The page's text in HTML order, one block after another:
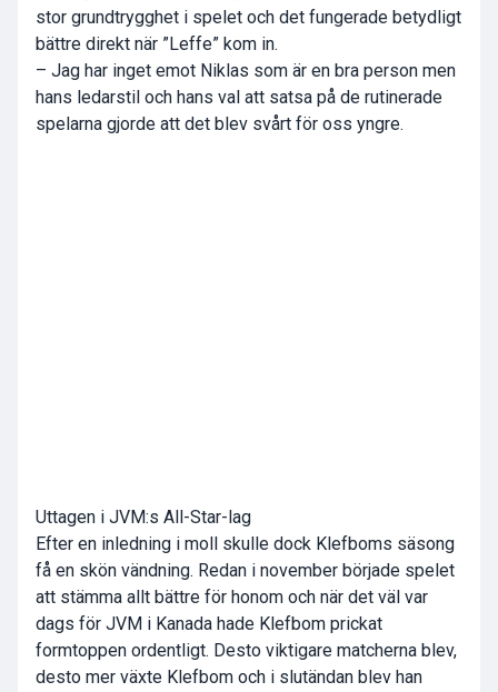
stor grundtrygghet i spelet och det fungerade betydligt
bättre direkt när ”Leffe” kom in.
– Jag har inget emot Niklas som är en bra person men
hans ledarstil och hans val att satsa på de rutinerade
spelarna gjorde att det blev svårt för oss yngre.
Uttagen i JVM:s All-Star-lag
Efter en inledning i moll skulle dock Klefboms säsong
få en skön vändning. Redan i november började spelet
att stämma allt bättre för honom och när det väl var
dags för JVM i Kanada hade Klefbom prickat
formtoppen ordentligt. Desto viktigare matcherna blev,
desto mer växte Klefbom och i slutändan blev han